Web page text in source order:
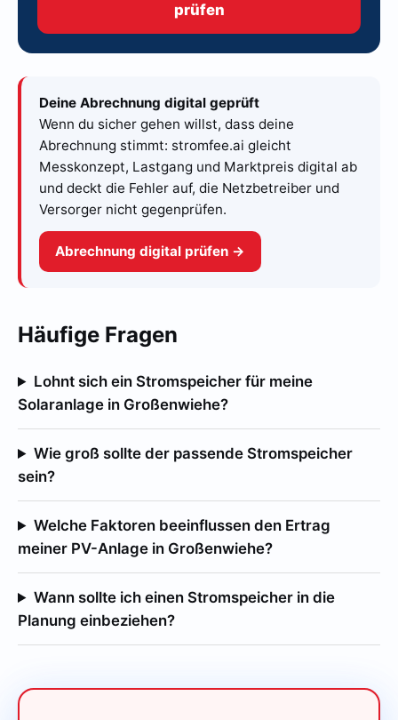
prüfen
Deine Abrechnung digital geprüft
Wenn du sicher gehen willst, dass deine
Abrechnung stimmt: stromfee.ai gleicht
Messkonzept, Lastgang und Marktpreis digital ab
und deckt die Fehler auf, die Netzbetreiber und
Versorger nicht gegenprüfen.
Abrechnung digital prüfen →
Häufige Fragen
Lohnt sich ein Stromspeicher für meine
Solaranlage in Großenwiehe?
Wie groß sollte der passende Stromspeicher
sein?
Welche Faktoren beeinflussen den Ertrag
meiner PV-Anlage in Großenwiehe?
Wann sollte ich einen Stromspeicher in die
Planung einbeziehen?